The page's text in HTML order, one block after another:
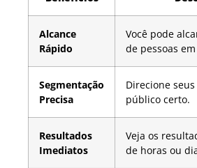
Alcance
Rápido
Você pode
de pessoas
Segmentação
Precisa
Direcione
público certo.
Resultados
Imediatos
Veja os
de horas ou